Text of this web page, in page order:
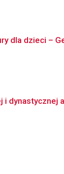
dla dzieci –
dynastycznej